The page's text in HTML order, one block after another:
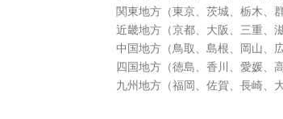
関東地方（東京、茨城、栃木、
近畿地方（京都、大阪、三重、
中国地方（鳥取、島根、岡山、
四国地方（徳島、香川、愛媛、高
九州地方（福岡、佐賀、長崎、